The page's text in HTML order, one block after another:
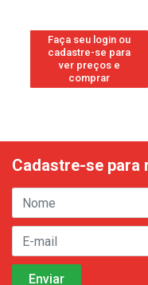
Faça seu login ou
cadastre-se para
ver preços e
comprar
Cadastre-se para